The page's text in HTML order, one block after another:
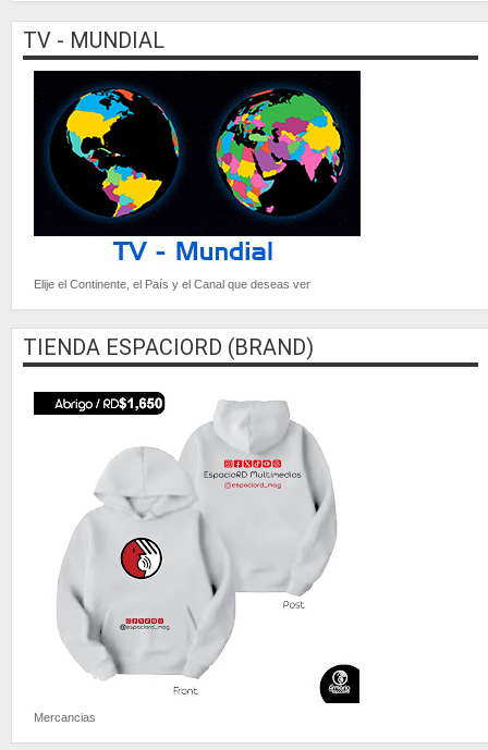
TV - MUNDIAL
Elije el Continente, el País y el Canal que deseas ver
TIENDA ESPACIORD (BRAND)
Mercancias